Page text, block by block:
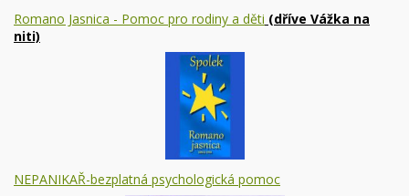
Romano Jasnica - Pomoc pro rodiny a děti (dříve Vážka na
niti)
NEPANIKAŘ-bezplatná psychologická pomoc